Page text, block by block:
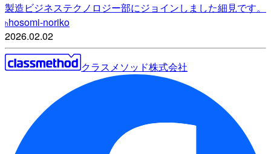
製造ビジネステクノロジー部にジョインしました細見です。
hhosomi-noriko
2026.02.02
クラスメソッド株式会社